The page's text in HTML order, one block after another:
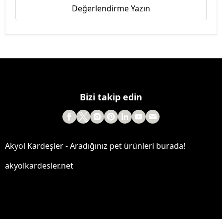
Değerlendirme Yazın
Bizi takip edin
Akyol Kardeşler - Aradığınız pet ürünleri burada!
akyolkardesler.net